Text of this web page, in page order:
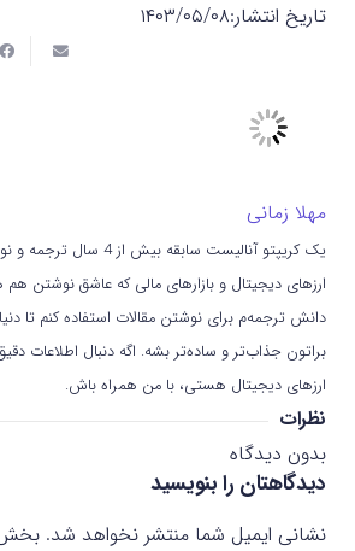
تاریخ انتشار:۱۴۰۳/۰۵/۰۸
مهلا زمانی
یک کریپتو آنالیست سابقه
ارزهای دیجیتال و بازارهای مالی که عاشق نوشتن
دانش ترجمه‌م برای نوشتن مقالات استفاده کنم تا
براتون جذاب‌تر و ساده‌تر بشه. اگه دنبال اطلاعات
ارزهای دیجیتال هستی، با من همراه باش.
نظرات
بدون دیدگاه
دیدگاهتان را بنویسید
نشانی ایمیل شما منتشر نخواهد شد.